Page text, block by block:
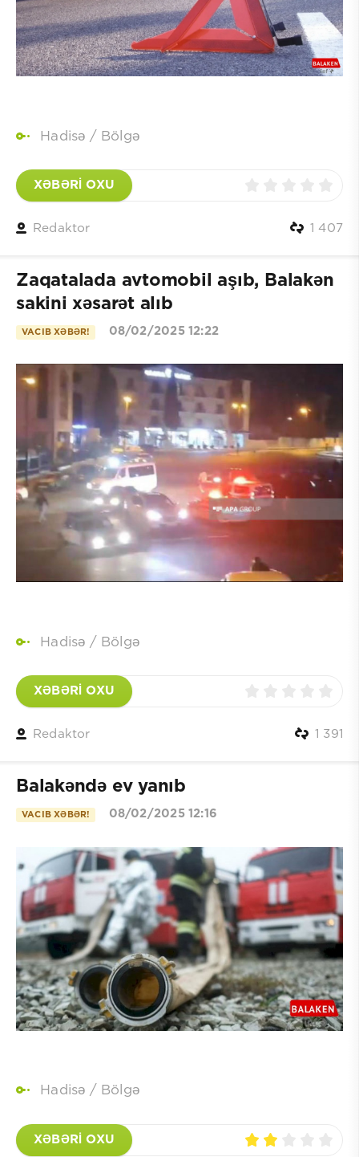
Hadisə / Bölgə
XƏBƏRİ OXU
Redaktor 1 407
Zaqatalada avtomobil aşıb, Balakən
sakini xəsarət alıb
VACIB XƏBƏR! 08/02/2025 12:22
Hadisə / Bölgə
XƏBƏRİ OXU
Redaktor 1 391
Balakəndə ev yanıb
VACIB XƏBƏR! 08/02/2025 12:16
Hadisə / Bölgə
XƏBƏRİ OXU